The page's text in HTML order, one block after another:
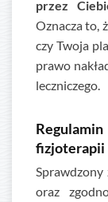
przez
Oznacza to,
czy Twoja
prawo
leczniczego.
fizjoterapii
Sprawdzony
oraz